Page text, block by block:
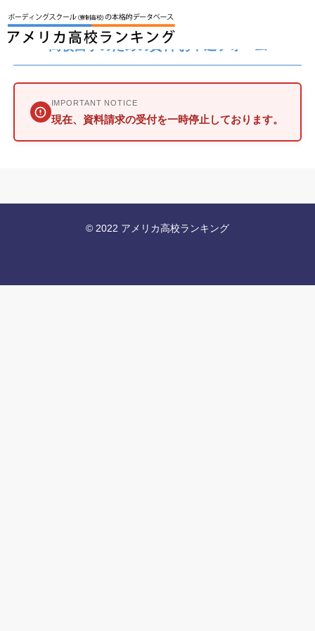
高校留学のための資料 お申込フォーム
IMPORTANT NOTICE
現在、資料請求の受付を一時停止しております。
© 2022 アメリカ高校ランキング